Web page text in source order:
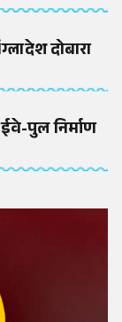
दोबारा
पुल निर्माण